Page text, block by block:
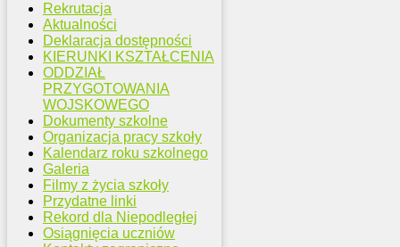
Rekrutacja
Aktualności
Deklaracja dostępności
KIERUNKI KSZTAŁCENIA
ODDZIAŁ
PRZYGOTOWANIA
WOJSKOWEGO
Dokumenty szkolne
Organizacja pracy szkoły
Kalendarz roku szkolnego
Galeria
Filmy z życia szkoły
Przydatne linki
Rekord dla Niepodległej
Osiągnięcia uczniów